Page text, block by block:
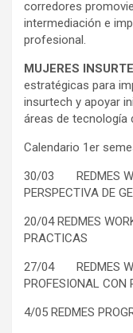
corredores
intermediación e
profesional.
MUJERES
estratégicas para
insurtech y apoyar
áreas de tecnología
Calendario 1er
30/03 REDMES
PERSPECTIVA DE
20/04 REDMES
PRACTICAS
27/04 REDMES
PROFESIONAL CON
4/05 REDMES